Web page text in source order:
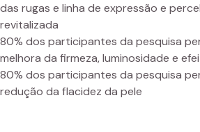
das rugas e linha de expressão e
revitalizada
80% dos participantes da pesquisa
melhora da firmeza, luminosidade e
80% dos participantes da pesquisa
redução da flacidez da pele